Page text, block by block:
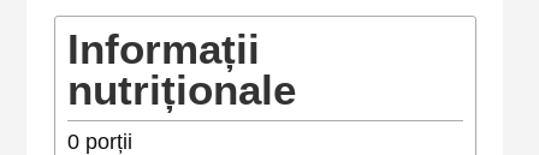
Informații
nutriționale
0porții